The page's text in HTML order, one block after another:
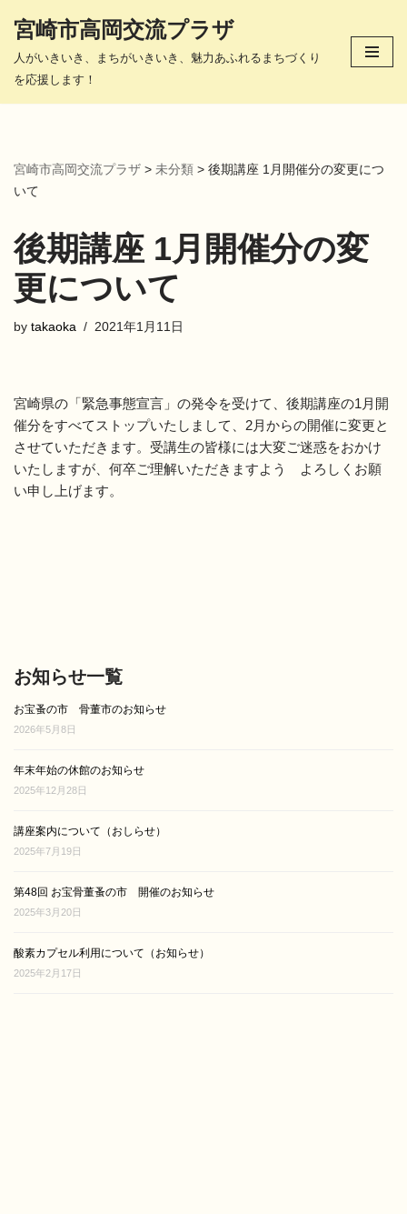
コ
ス
キ
プ
宮崎市高岡交流プラザ
人がいきいき、まちがいきいき、魅力あふれるまちづくり
を応援します！
宮崎市高岡交流プラザ > 未分類 > 後期講座 1月開催分の変更につ
いて
後期講座 1月開催分の変
更について
by takaoka 2021年1月11日
宮崎県の「緊急事態宣言」の発令を受けて、後期講座の1月開
催分をすべてストップいたしまして、2月からの開催に変更と
させていただきます。受講生の皆様には大変ご迷惑をおかけ
いたしますが、何卒ご理解いただきますよう よろしくお願
い申し上げます。
お知らせ一覧
お宝蚤の市 骨董市のお知らせ
2026年5月8日
年末年始の休館のお知らせ
2025年12月28日
講座案内について（おしらせ）
2025年7月19日
第48回 お宝骨董蚤の市 開催のお知らせ
2025年3月20日
酸素カプセル利用について（お知らせ）
2025年2月17日